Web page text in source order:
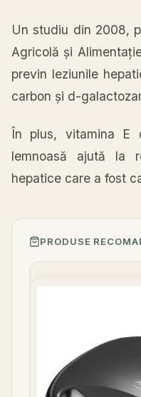
Un studiu din 2008,
Agricolă și
previn leziunile
carbon și d-
În plus, vitamina E
lemnoasă ajută la
hepatice care a fost
PRODUSE